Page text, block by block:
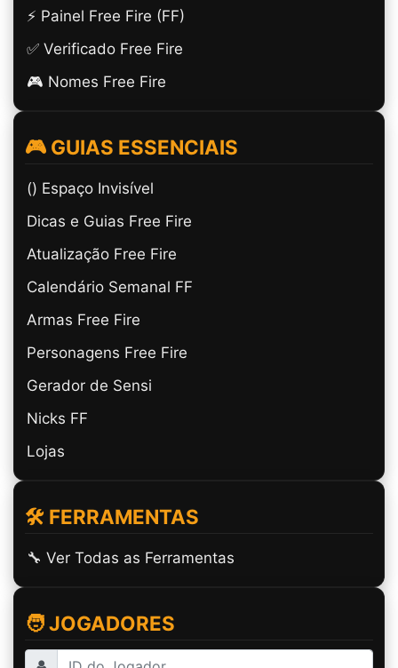
⚡ Painel Free Fire (FF)
✅ Verificado Free Fire
🎮 Nomes Free Fire
🎮 GUIAS ESSENCIAIS
(ㅤ) Espaço Invisível
Dicas e Guias Free Fire
Atualização Free Fire
Calendário Semanal FF
Armas Free Fire
Personagens Free Fire
Gerador de Sensi
Nicks FF
Lojas
🛠️ FERRAMENTAS
🔧 Ver Todas as Ferramentas
🧑 JOGADORES